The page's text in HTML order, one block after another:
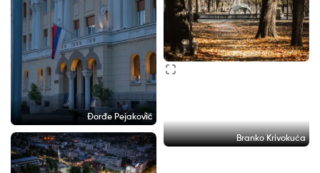
Đorđe Pejaković
Branko Krivokuća